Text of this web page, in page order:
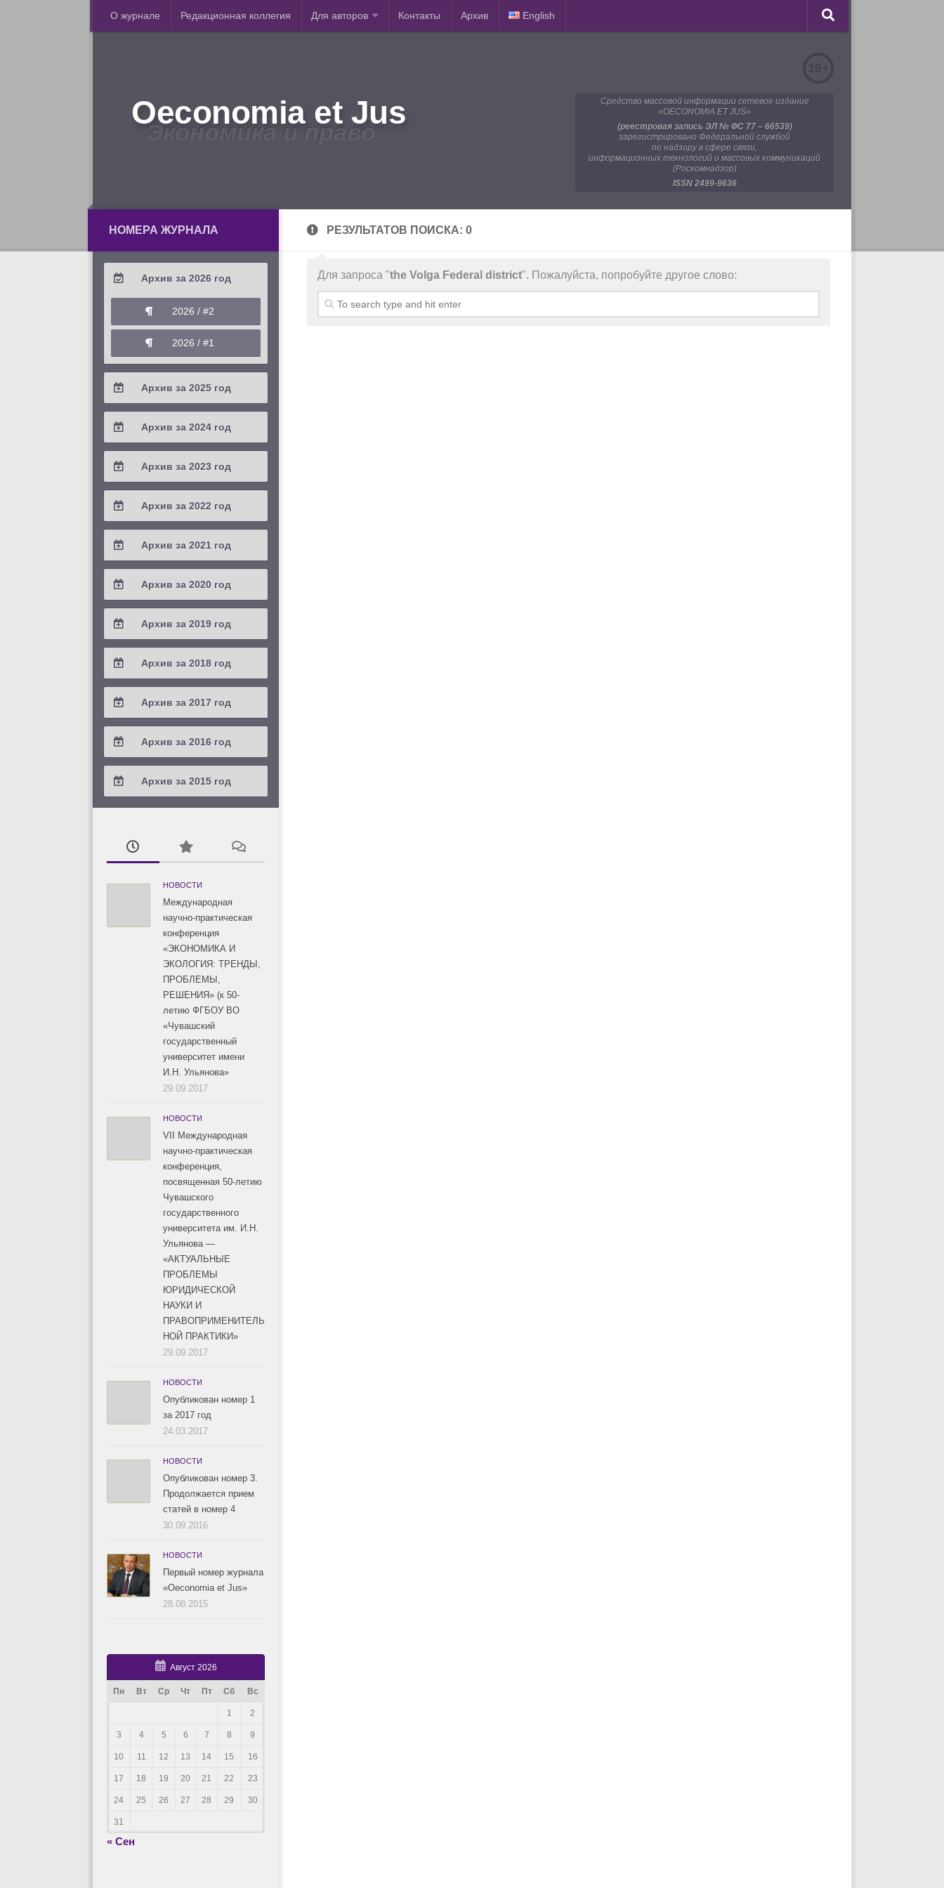
О журнале Редакционная коллегия Для авторов Контакты Архив English
Oeconomia et Jus
Экономика и право
Средство массовой информации сетевое издание
«OECONOMIA ET JUS»
(реестровая запись ЭЛ № ФС 77 – 66539)
зарегистрировано Федеральной службой
по надзору в сфере связи,
информационных технологий и массовых коммуникаций
(Роскомнадзор)
ISSN 2499-9636
РЕЗУЛЬТАТОВ ПОИСКА: 0
Для запроса "the Volga Federal district". Пожалуйста, попробуйте другое слово:
НОМЕРА ЖУРНАЛА
Архив за 2026 год
2026 / #2
2026 / #1
Архив за 2025 год
2025 / #4
2025 / #3
2025 / #1
Архив за 2024 год
2024 / #4
2024 / #3
2024 / #1
Архив за 2023 год
2023 / #4
2023 / #3
2023 / #1
Архив за 2022 год
2022 / #4
2022 / #3
2022 / #1
Архив за 2021 год
2021 / #4
2021 / #3
2021 / #1
Архив за 2020 год
2020 / #4
2020 / #3
2020 / #1
Архив за 2019 год
2019 / #4
2019 / #3
2019 / #1
Архив за 2018 год
2018 / #4
2018 / #3
2018 / #1
Архив за 2017 год
2017 / #4
2017 / #3
Архив за 2016 год
2016 / #4
2016 / #3
Архив за 2015 год
2015 / #3
2015 / #2
НОВОСТИ
Международная
научно-практическая
конференция
«ЭКОНОМИКА И
ЭКОЛОГИЯ: ТРЕНДЫ,
ПРОБЛЕМЫ,
РЕШЕНИЯ» (к 50-
летию ФГБОУ ВО
«Чувашский
государственный
университет имени
И.Н. Ульянова»
29.09.2017
НОВОСТИ
VII Международная
научно-практическая
конференция,
посвященная 50-летию
Чувашского
государственного
университета им. И.Н.
Ульянова —
«АКТУАЛЬНЫЕ
ПРОБЛЕМЫ
ЮРИДИЧЕСКОЙ
НАУКИ И
ПРАВОПРИМЕНИТЕЛЬ
НОЙ ПРАКТИКИ»
29.09.2017
НОВОСТИ
Опубликован номер 1
за 2017 год
24.03.2017
НОВОСТИ
Опубликован номер 3.
Продолжается прием
статей в номер 4
30.09.2016
НОВОСТИ
Первый номер журнала
«Oeconomia et Jus»
28.08.2015
Август 2026
Пн Вт Ср Чт Пт Сб Вс
1 2
3 4 5 6 7 8 9
10 11 12 13 14 15 16
17 18 19 20 21 22 23
24 25 26 27 28 29 30
31
« Сен